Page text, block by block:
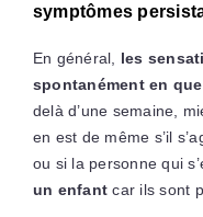
symptômes
En général,
les
spontanément en
delà d’une semaine,
en est de même s’il
ou si la personne qui
un enfant car ils sont